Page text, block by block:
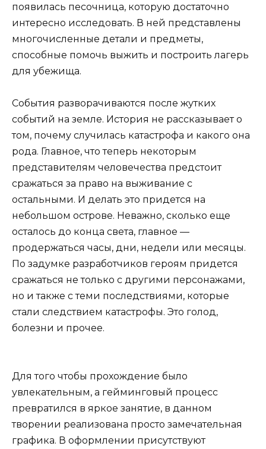
появилась песочница, которую достаточно
интересно исследовать. В ней представлены
многочисленные детали и предметы,
способные помочь выжить и построить лагерь
для убежища.
События разворачиваются после жутких
событий на земле. История не рассказывает о
том, почему случилась катастрофа и какого она
рода. Главное, что теперь некоторым
представителям человечества предстоит
сражаться за право на выживание с
остальными. И делать это придется на
небольшом острове. Неважно, сколько еще
осталось до конца света, главное —
продержаться часы, дни, недели или месяцы.
По задумке разработчиков героям придется
сражаться не только с другими персонажами,
но и также с теми последствиями, которые
стали следствием катастрофы. Это голод,
болезни и прочее.
Для того чтобы прохождение было
увлекательным, а гейминговый процесс
превратился в яркое занятие, в данном
творении реализована просто замечательная
графика. В оформлении присутствуют